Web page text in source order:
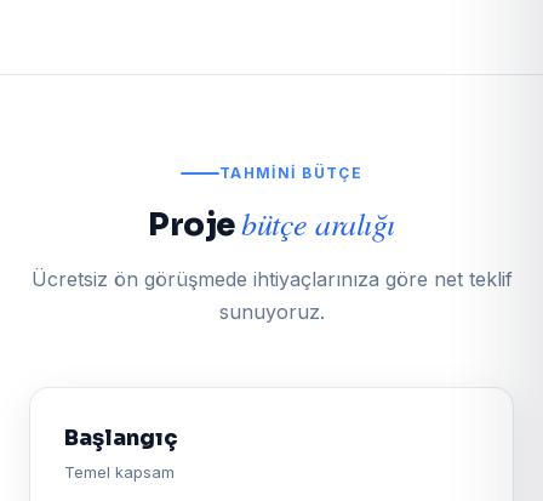
TAHMINI BÜTÇE
Projebütçe aralığı
Ücretsiz ön görüşmede ihtiyaçlarınıza göre net teklif
sunuyoruz.
Başlangıç
Temel kapsam